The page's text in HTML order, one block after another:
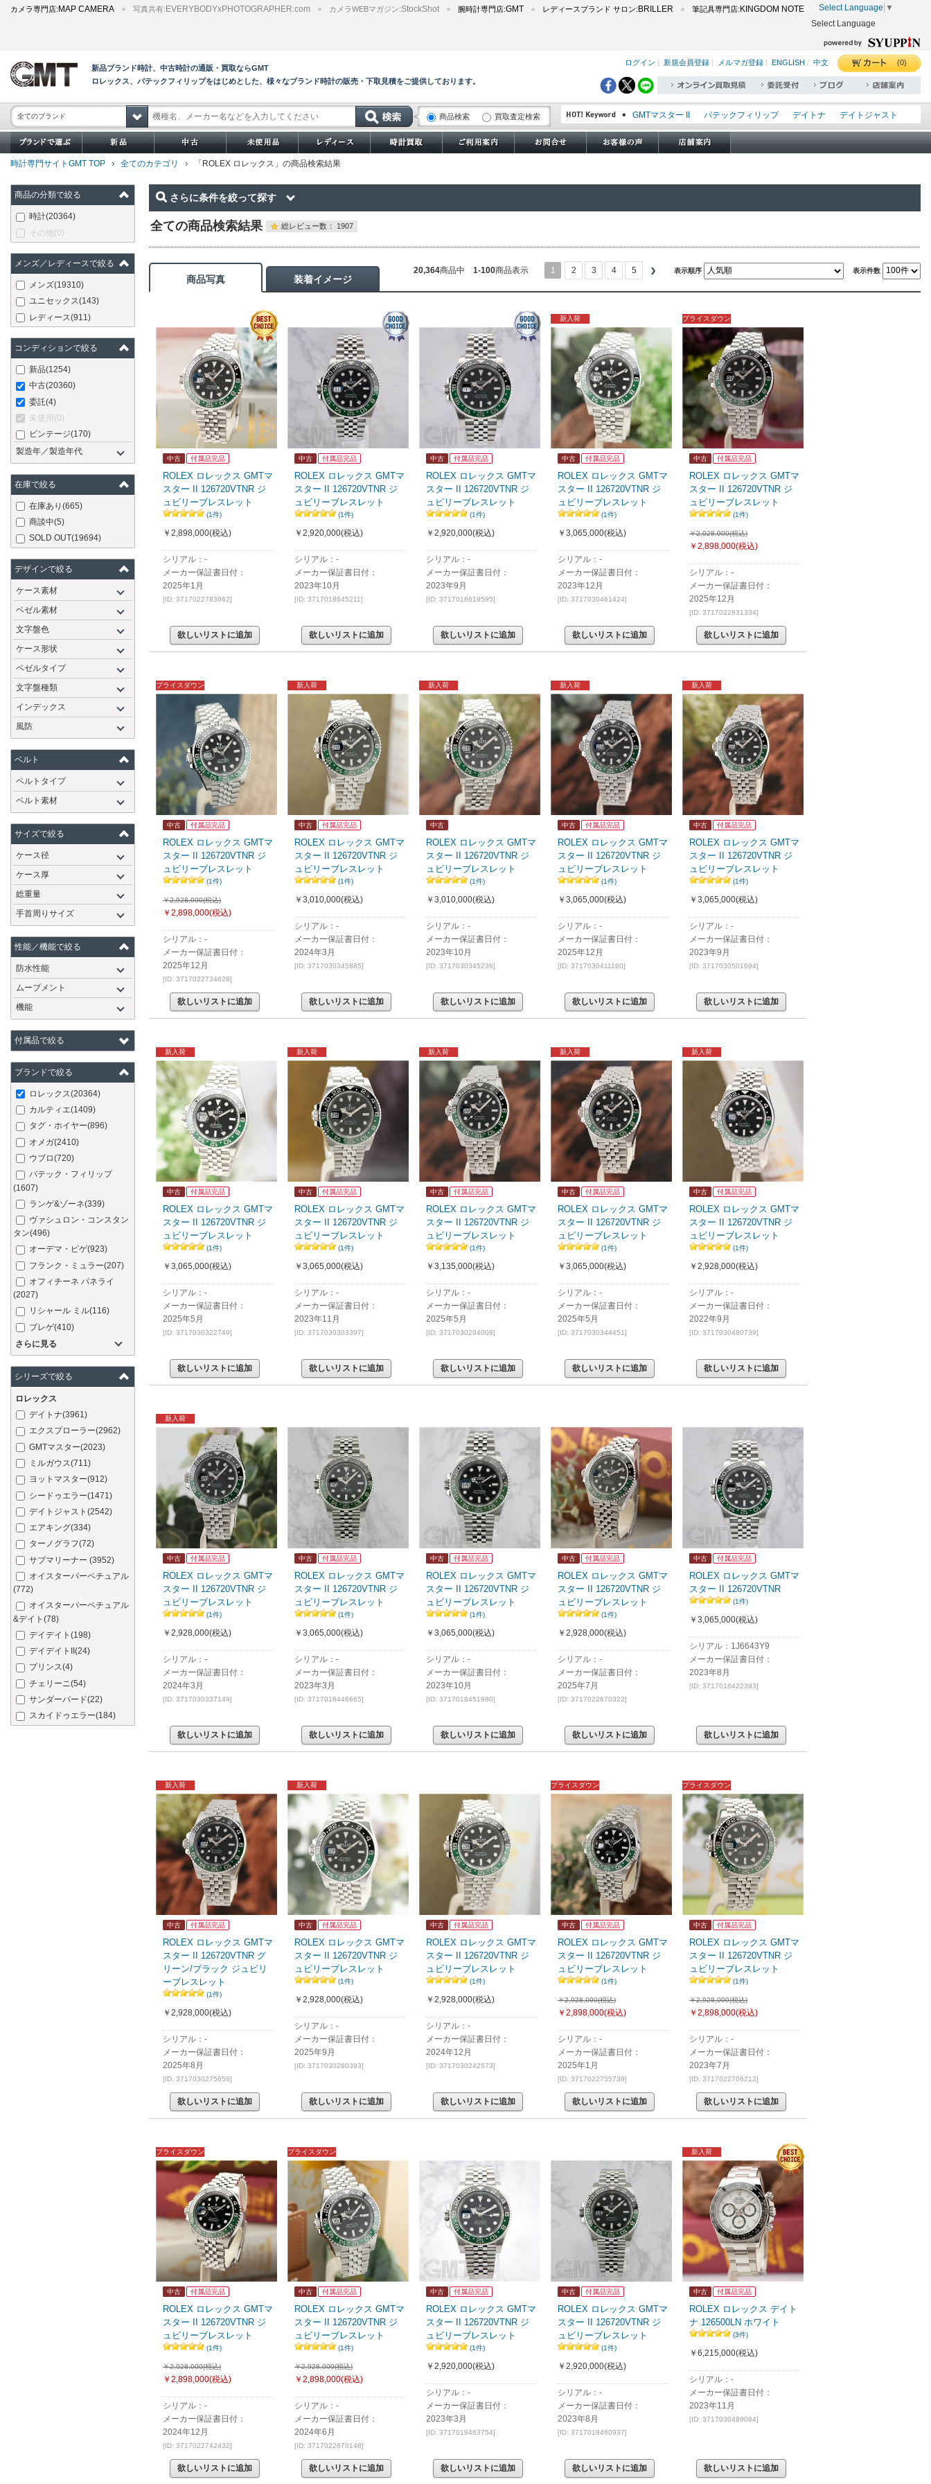
カメラ専門店: MAP CAMERA 写真共有: EVERYBODYxPHOTOGRAPHER.com カメラWEBマガジン:StockShot 腕時計専門店:GMT レディースブランド サロン: BRILLER 筆記具専門店: KINGDOM NOTE Select Language ▼
Select Language
新品ブランド時計、中古時計の通販・買取ならGMT
ロレックス、パテックフィリップをはじめとした、様々なブランド時計の販売・下取見積をご提供しております。
ログイン 新規会員登録 メルマガ登録 ENGLISH / 中文 (0)
全てのブランド 商品検索 買取査定検索 GMTマスター II パテックフィリップ デイトナ
デイトジャスト
エクスプローラー I
オイスターパーペチュアル
シードゥエラー
時計専門サイトGMT TOP
全てのカテゴリ 「ROLEX ロレックス」の商品検索結果
商品の分類で絞る
時計(20364)
その他(0)
メンズ／レディースで絞る
メンズ(19310)
ユニセックス(143)
レディース(911)
コンディションで絞る
新品(1254)
中古(20360)
委託(4)
未使用 (0)
ビンテージ(170)
製造年／製造年代
在庫で絞る
在庫あり (665)
商談中(5)
SOLD OUT(19694)
デザインで絞る
ケース素材
ベゼル素材
文字盤色
ケース形状
ベゼルタイプ
文字盤種類
インデックス
風防
ベルト
ベルトタイプ
ベルト素材
サイズで絞る
ケース径
ケース厚
総重量
手首周りサイズ
性能／機能で絞る
防水性能
ムーブメント
機能
付属品で絞る
ブランドで絞る
ロレックス(20364)
カルティエ(1409)
タグ・ホイヤー(896)
オメガ(2410)
ウブロ(720)
パテック・フィリップ
(1607)
ランゲ&ゾーネ(339)
ヴァシュロン・コンスタン
タン(496)
オーデマ・ピゲ(923)
フランク・ミュラー(207)
オフィチーネ パネライ
(2027)
リシャール ミル(116)
ブレゲ(410)
さらに見る
シリーズで絞る
ロレックス
デイトナ(3961)
エクスプローラー(2962)
GMTマスター(2023)
ミルガウス(711)
ヨットマスター(912)
シードゥエラー(1471)
デイトジャスト (2542)
エアキング(334)
ターノグラフ(72)
サブマリーナー (3952)
オイスターパーペチュアル
(772)
オイスターパーペチュアル
&デイト (78)
デイデイト (198)
デイデイトII (24)
プリンス(4)
チェリーニ(54)
サンダーバード(22)
スカイドゥエラー(184)
さらに条件を絞って探す
全ての商品検索結果 総レビュー数： 1907
商品写真 装着イメージ
20,364商品中 1-100商品表示 1 2 3 4 5 表示順序 表示件数
中古 付属品完品
ROLEX ロレックス GMTマ
スター II 126720VTNR ジ
ュビリーブレスレット
(1件)
￥2,898,000(税込)
シリアル：-
メーカー保証書日付：
2025年1月
[ID: 3717022783862]
欲しいリストに追加
中古 付属品完品
ROLEX ロレックス GMTマ
スター II 126720VTNR ジ
ュビリーブレスレット
(1件)
￥2,920,000(税込)
シリアル：-
メーカー保証書日付：
2023年10月
[ID: 3717018645211]
欲しいリストに追加
中古 付属品完品
ROLEX ロレックス GMTマ
スター II 126720VTNR ジ
ュビリーブレスレット
(1件)
￥2,920,000(税込)
シリアル：-
メーカー保証書日付：
2023年9月
[ID: 3717018619595]
欲しいリストに追加
中古 付属品完品
新入荷
ROLEX ロレックス GMTマ
スター II 126720VTNR ジ
ュビリーブレスレット
(1件)
￥3,065,000(税込)
シリアル：-
メーカー保証書日付：
2023年12月
[ID: 3717030461424]
欲しいリストに追加
中古 付属品完品
プライスダウン
ROLEX ロレックス GMTマ
スター II 126720VTNR ジ
ュビリーブレスレット
(1件)
￥2,928,000(税込)
￥2,898,000(税込)
シリアル：-
メーカー保証書日付：
2025年12月
[ID: 3717022831334]
欲しいリストに追加
中古 付属品完品
プライスダウン
ROLEX ロレックス GMTマ
スター II 126720VTNR ジ
ュビリーブレスレット
(1件)
￥2,928,000(税込)
￥2,898,000(税込)
シリアル：-
メーカー保証書日付：
2025年12月
[ID: 3717022734628]
欲しいリストに追加
中古 付属品完品
新入荷
ROLEX ロレックス GMTマ
スター II 126720VTNR ジ
ュビリーブレスレット
(1件)
￥3,010,000(税込)
シリアル：-
メーカー保証書日付：
2024年3月
[ID: 3717030345885]
欲しいリストに追加
中古
新入荷
ROLEX ロレックス GMTマ
スター II 126720VTNR ジ
ュビリーブレスレット
(1件)
￥3,010,000(税込)
シリアル：-
メーカー保証書日付：
2023年10月
[ID: 3717030345236]
欲しいリストに追加
中古 付属品完品
新入荷
ROLEX ロレックス GMTマ
スター II 126720VTNR ジ
ュビリーブレスレット
(1件)
￥3,065,000(税込)
シリアル：-
メーカー保証書日付：
2025年12月
[ID: 3717030411160]
欲しいリストに追加
中古 付属品完品
新入荷
ROLEX ロレックス GMTマ
スター II 126720VTNR ジ
ュビリーブレスレット
(1件)
￥3,065,000(税込)
シリアル：-
メーカー保証書日付：
2023年9月
[ID: 3717030501694]
欲しいリストに追加
中古 付属品完品
新入荷
ROLEX ロレックス GMTマ
スター II 126720VTNR ジ
ュビリーブレスレット
(1件)
￥3,065,000(税込)
シリアル：-
メーカー保証書日付：
2025年5月
[ID: 3717030322749]
欲しいリストに追加
中古 付属品完品
新入荷
ROLEX ロレックス GMTマ
スター II 126720VTNR ジ
ュビリーブレスレット
(1件)
￥3,065,000(税込)
シリアル：-
メーカー保証書日付：
2023年11月
[ID: 3717030303397]
欲しいリストに追加
中古 付属品完品
新入荷
ROLEX ロレックス GMTマ
スター II 126720VTNR ジ
ュビリーブレスレット
(1件)
￥3,135,000(税込)
シリアル：-
メーカー保証書日付：
2025年5月
[ID: 3717030294008]
欲しいリストに追加
中古 付属品完品
新入荷
ROLEX ロレックス GMTマ
スター II 126720VTNR ジ
ュビリーブレスレット
(1件)
￥3,065,000(税込)
シリアル：-
メーカー保証書日付：
2025年5月
[ID: 3717030344451]
欲しいリストに追加
中古 付属品完品
新入荷
ROLEX ロレックス GMTマ
スター II 126720VTNR ジ
ュビリーブレスレット
(1件)
￥2,928,000(税込)
シリアル：-
メーカー保証書日付：
2022年9月
[ID: 3717030480739]
欲しいリストに追加
中古 付属品完品
新入荷
ROLEX ロレックス GMTマ
スター II 126720VTNR ジ
ュビリーブレスレット
(1件)
￥2,928,000(税込)
シリアル：-
メーカー保証書日付：
2024年3月
[ID: 3717030337149]
欲しいリストに追加
中古 付属品完品
ROLEX ロレックス GMTマ
スター II 126720VTNR ジ
ュビリーブレスレット
(1件)
￥3,065,000(税込)
シリアル：-
メーカー保証書日付：
2023年3月
[ID: 3717018446665]
欲しいリストに追加
中古 付属品完品
ROLEX ロレックス GMTマ
スター II 126720VTNR ジ
ュビリーブレスレット
(1件)
￥3,065,000(税込)
シリアル：-
メーカー保証書日付：
2023年10月
[ID: 3717018451980]
欲しいリストに追加
中古 付属品完品
ROLEX ロレックス GMTマ
スター II 126720VTNR ジ
ュビリーブレスレット
(1件)
￥2,928,000(税込)
シリアル：-
メーカー保証書日付：
2025年7月
[ID: 3717022670322]
欲しいリストに追加
中古 付属品完品
ROLEX ロレックス GMTマ
スター II 126720VTNR
(1件)
￥3,065,000(税込)
シリアル：1J6643Y9
メーカー保証書日付：
2023年8月
[ID: 3717018422393]
欲しいリストに追加
中古 付属品完品
新入荷
ROLEX ロレックス GMTマ
スター II 126720VTNR グ
リーン/ブラック ジュビリ
ーブレスレット
(1件)
￥2,928,000(税込)
シリアル：-
メーカー保証書日付：
2025年8月
[ID: 3717030275656]
欲しいリストに追加
中古 付属品完品
新入荷
ROLEX ロレックス GMTマ
スター II 126720VTNR ジ
ュビリーブレスレット
(1件)
￥2,928,000(税込)
シリアル：-
メーカー保証書日付：
2025年9月
[ID: 3717030260393]
欲しいリストに追加
中古 付属品完品
ROLEX ロレックス GMTマ
スター II 126720VTNR ジ
ュビリーブレスレット
(1件)
￥2,928,000(税込)
シリアル：-
メーカー保証書日付：
2024年12月
[ID: 3717030242573]
欲しいリストに追加
中古 付属品完品
プライスダウン
ROLEX ロレックス GMTマ
スター II 126720VTNR ジ
ュビリーブレスレット
(1件)
￥2,928,000(税込)
￥2,898,000(税込)
シリアル：-
メーカー保証書日付：
2025年1月
[ID: 3717022755739]
欲しいリストに追加
中古 付属品完品
プライスダウン
ROLEX ロレックス GMTマ
スター II 126720VTNR ジ
ュビリーブレスレット
(1件)
￥2,928,000(税込)
￥2,898,000(税込)
シリアル：-
メーカー保証書日付：
2023年7月
[ID: 3717022706212]
欲しいリストに追加
中古 付属品完品
プライスダウン
ROLEX ロレックス GMTマ
スター II 126720VTNR ジ
ュビリーブレスレット
(1件)
￥2,928,000(税込)
￥2,898,000(税込)
シリアル：-
メーカー保証書日付：
2024年12月
[ID: 3717022742432]
欲しいリストに追加
中古 付属品完品
プライスダウン
ROLEX ロレックス GMTマ
スター II 126720VTNR ジ
ュビリーブレスレット
(1件)
￥2,928,000(税込)
￥2,898,000(税込)
シリアル：-
メーカー保証書日付：
2024年6月
[ID: 3717022670148]
欲しいリストに追加
中古 付属品完品
ROLEX ロレックス GMTマ
スター II 126720VTNR ジ
ュビリーブレスレット
(1件)
￥2,920,000(税込)
シリアル：-
メーカー保証書日付：
2023年3月
[ID: 3717018463754]
欲しいリストに追加
中古 付属品完品
ROLEX ロレックス GMTマ
スター II 126720VTNR ジ
ュビリーブレスレット
(1件)
￥2,920,000(税込)
シリアル：-
メーカー保証書日付：
2023年8月
[ID: 3717018460937]
欲しいリストに追加
中古 付属品完品
新入荷
ROLEX ロレックス デイト
ナ 126500LN ホワイト
(3件)
￥6,215,000(税込)
シリアル：-
メーカー保証書日付：
2023年11月
[ID: 3717030489084]
欲しいリストに追加